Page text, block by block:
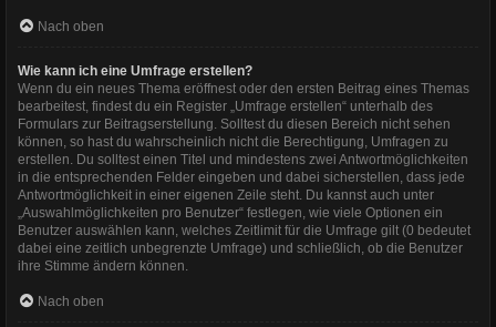
Nach oben
Wie kann ich eine Umfrage erstellen?
Wenn du ein neues Thema eröffnest oder den ersten Beitrag eines Themas
bearbeitest, findest du ein Register „Umfrage erstellen“ unterhalb des
Formulars zur Beitragserstellung. Solltest du diesen Bereich nicht sehen
können, so hast du wahrscheinlich nicht die Berechtigung, Umfragen zu
erstellen. Du solltest einen Titel und mindestens zwei Antwortmöglichkeiten
in die entsprechenden Felder eingeben und dabei sicherstellen, dass jede
Antwortmöglichkeit in einer eigenen Zeile steht. Du kannst auch unter
„Auswahlmöglichkeiten pro Benutzer“ festlegen, wie viele Optionen ein
Benutzer auswählen kann, welches Zeitlimit für die Umfrage gilt (0 bedeutet
dabei eine zeitlich unbegrenzte Umfrage) und schließlich, ob die Benutzer
ihre Stimme ändern können.
Nach oben